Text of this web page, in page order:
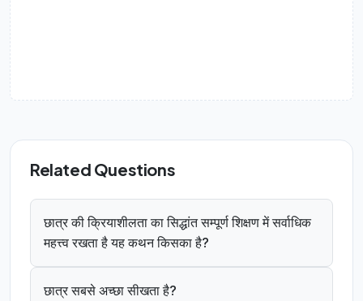
Related Questions
छात्र की क्रियाशीलता का सिद्धांत सम्पूर्ण शिक्षण में सर्वाधिक
महत्त्व रखता है यह कथन किसका है?
छात्र सबसे अच्छा सीखता है?